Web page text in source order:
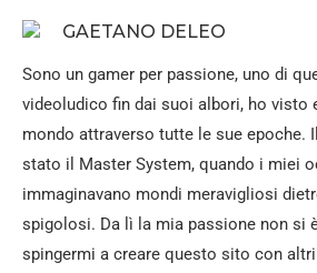
GAETANO DELEO
Sono un gamer per passione, uno di
videoludico fin dai suoi albori, ho visto
mondo attraverso tutte le sue epoche.
stato il Master System, quando i miei
immaginavano mondi meravigliosi
spigolosi. Da lì la mia passione non si
spingermi a creare questo sito con altri